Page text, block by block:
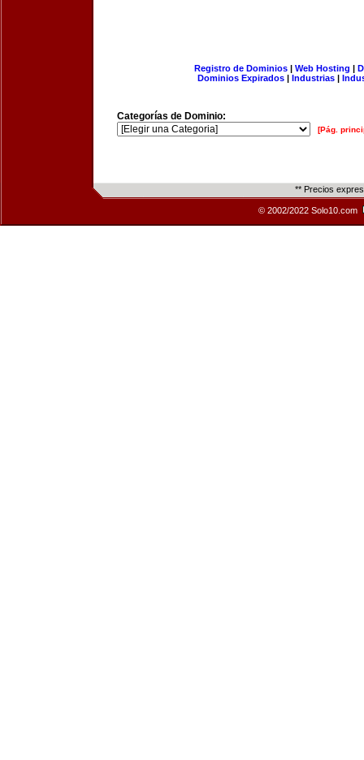
Registro de Dominios| Web Hosting |
Dominios Expirados | Industrias |
Categorías de Dominio:
[Pág.
** Precios
© 2002/2022 Solo10.com